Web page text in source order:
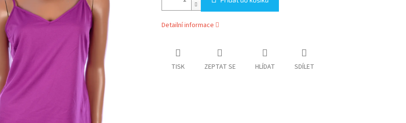
Detailní informace
TISK ZEPTAT SE HLÍDAT SDÍLET